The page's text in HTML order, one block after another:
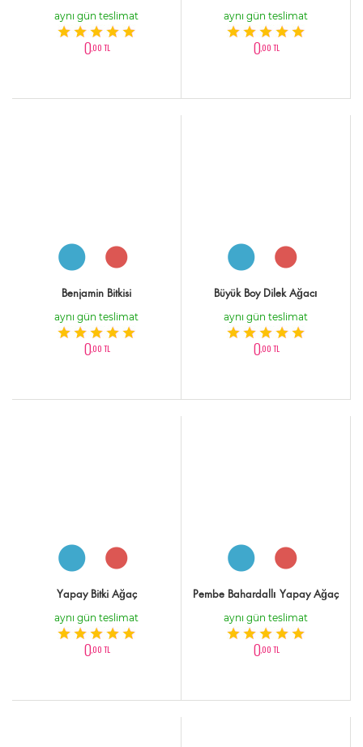
aynı gün teslimat
0,00 TL
aynı gün teslimat
0,00 TL
Benjamin Bitkisi
aynı gün teslimat
0,00 TL
Büyük Boy Dilek Ağacı
aynı gün teslimat
0,00 TL
Yapay Bitki Ağaç
aynı gün teslimat
0,00 TL
Pembe Bahardallı Yapay Ağaç
aynı gün teslimat
0,00 TL